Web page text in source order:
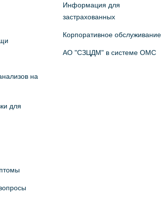
партнер),
шоссе, 54, к.3
на
для
Информация для
застрахованных
Корпоративное обслуживание
АО "СЗЦДМ" в системе ОМС